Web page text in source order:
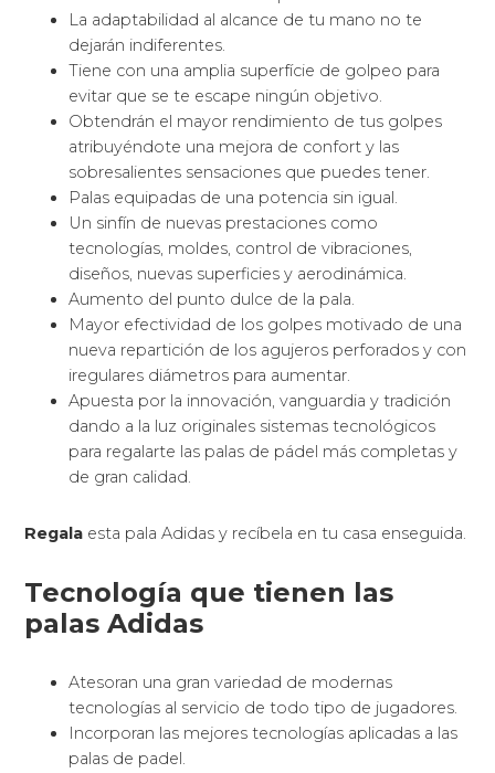
La adaptabilidad al alcance de tu mano no te
dejarán indiferentes.
Tiene con una amplia superfície de golpeo para
evitar que se te escape ningún objetivo.
Obtendrán el mayor rendimiento de tus golpes
atribuyéndote una mejora de confort y las
sobresalientes sensaciones que puedes tener.
Palas equipadas de una potencia sin igual.
Un sinfín de nuevas prestaciones como
tecnologías, moldes, control de vibraciones,
diseños, nuevas superficies y aerodinámica.
Aumento del punto dulce de la pala.
Mayor efectividad de los golpes motivado de una
nueva repartición de los agujeros perforados y con
iregulares diámetros para aumentar.
Apuesta por la innovación, vanguardia y tradición
dando a la luz originales sistemas tecnológicos
para regalarte las palas de pádel más completas y
de gran calidad.
Regala esta pala Adidas y recíbela en tu casa enseguida.
Tecnología que tienen las
palas Adidas
Atesoran una gran variedad de modernas
tecnologías al servicio de todo tipo de jugadores.
Incorporan las mejores tecnologías aplicadas a las
palas de padel.